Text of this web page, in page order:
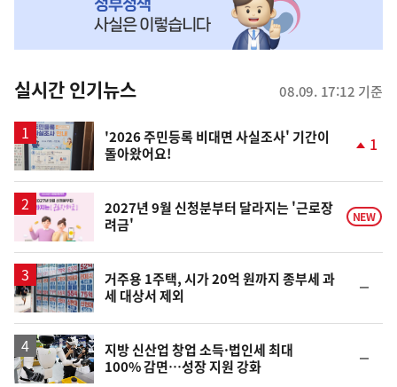
뉴
스
실시간 인기뉴스 08.09. 17:12 기준
'2026 주민등록 비대면 사실조사' 기간이
돌아왔어요!
상
승
1
2027년 9월 신청분부터 달라지는 '근로장
려금'
NEW
거주용 1주택, 시가 20억 원까지 종부세 과
세 대상서 제외
일
지방 신산업 창업 소득·법인세 최대
100% 감면…성장 지원 강화